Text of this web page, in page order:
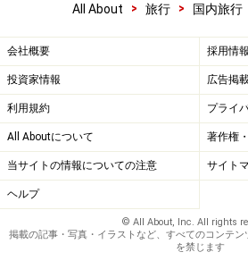
All About > 旅行 > 国内旅行
会社概要 採用情報
投資家情報 広告掲
利用規約 プライ
All Aboutについて 著作権
当サイトの情報についての注意 サイト
ヘルプ
© All About, Inc. All rights
掲載の記事・写真・イラストなど、すべてのコンテ
を禁じます